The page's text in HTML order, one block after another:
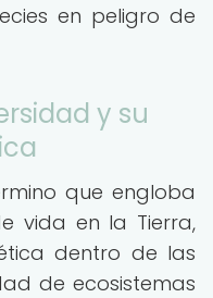
en peligro de
y su
que engloba
vida en la Tierra,
dentro de las
de ecosistemas